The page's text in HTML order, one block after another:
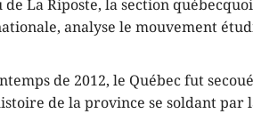
de La Riposte, la section
analyse le mouvement
de 2012, le Québec fut
de la province se soldant